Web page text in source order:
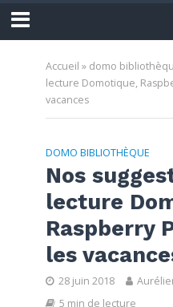
Accueil » domo
lecture Domotique,
vacances
DOMO BIBLIOTHÈQUE
Nos
lecture
Raspberry
les
28 juin 2018
5 min de lecture